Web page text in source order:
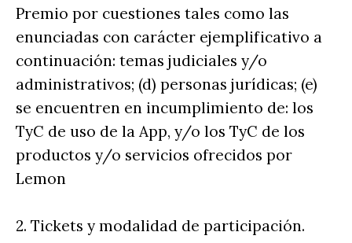
Premio por cuestiones tales como las
enunciadas con carácter ejemplificativo a
continuación: temas judiciales y/o
administrativos; (d) personas jurídicas; (e)
se encuentren en incumplimiento de: los
TyC de uso de la App, y/o los TyC de los
productos y/o servicios ofrecidos por
Lemon
2. Tickets y modalidad de participación.